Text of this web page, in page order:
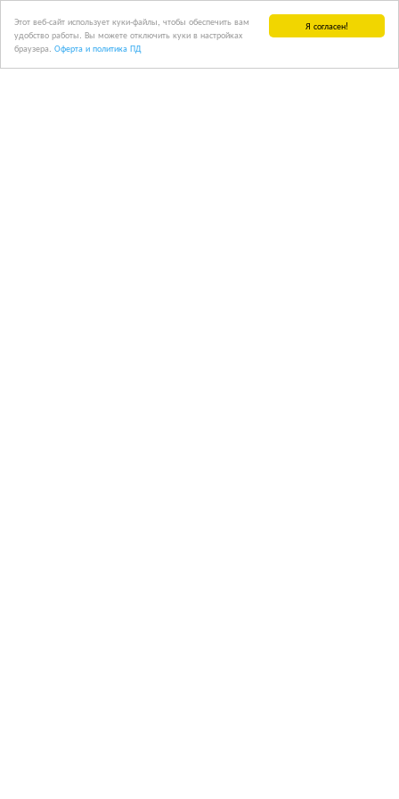
Я согласен!
Этот веб-сайт использует куки-файлы, чтобы обеспечить вам
удобство работы. Вы можете отключить куки в настройках
браузера. Оферта и политика ПД